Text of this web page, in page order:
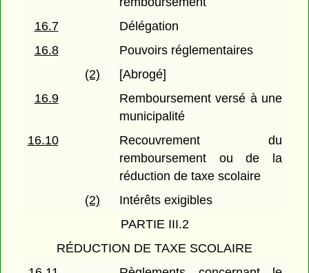
16.7
Délégation
16.8
Pouvoirs réglementaires
(2)
[Abrogé]
16.9
Remboursement versé à une
municipalité
16.10
Recouvrement du
remboursement ou de la
réduction de taxe scolaire
(2)
Intérêts exigibles
PARTIE III.2
RÉDUCTION DE TAXE SCOLAIRE